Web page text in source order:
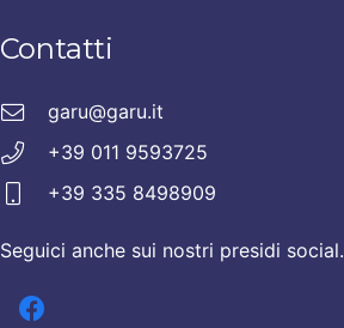
Contatti
garu@garu.it
+39 011 9593725
+39 335 8498909
Seguici anche sui nostri presidi social.